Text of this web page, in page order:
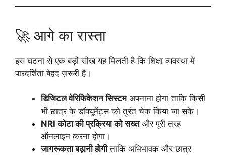
🚀 आगे का रास्ता
इस घटना से एक बड़ी सीख यह मिलती है कि शिक्षा व्यवस्था में
पारदर्शिता बेहद ज़रूरी है।
डिजिटल वेरिफिकेशन सिस्टमअपनाना होगा ताकि किसी
भी छात्र के डॉक्यूमेंट्स को तुरंत चेक किया जा सके।
NRI कोटा की प्रक्रिया को सख्तऔर पूरी तरह
ऑनलाइन करना होगा।
जागरूकता बढ़ानी होगीताकि अभिभावक और छात्र